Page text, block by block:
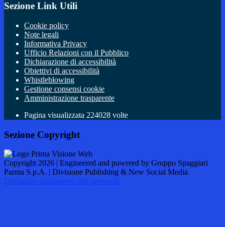
Sezione Link Utili
Cookie policy
Note legali
Informativa Privacy
Ufficio Relazioni con il Pubblico
Dichiarazione di accessibilità
Obiettivi di accessibilità
Whistleblowing
Gestione consensi cookie
Amministrazione trasparente
Pagina visualizzata 224028 volte
Sezione Copyright
Copyright 2026 | Engineered and powered by Gruppo Spaggiari
Parma S.p.A. | Divisione Publishing & New Social Media
Disclaimer trattamento dati personali